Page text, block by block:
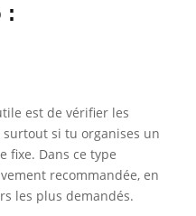
:
est de vérifier les
si tu organises un
fixe. Dans ce type
recommandée, en
les plus demandés.